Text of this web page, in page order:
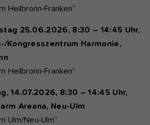
Heilbronn-Franken”
25.06.2026, 8:30 – 14:45 Uhr,
Kongresszentrum Harmonie,
Heilbronn-Franken”
14.07.2026, 8:30 – 14:45 Uhr,
Areana, Neu-Ulm
Ulm/Neu-Ulm”